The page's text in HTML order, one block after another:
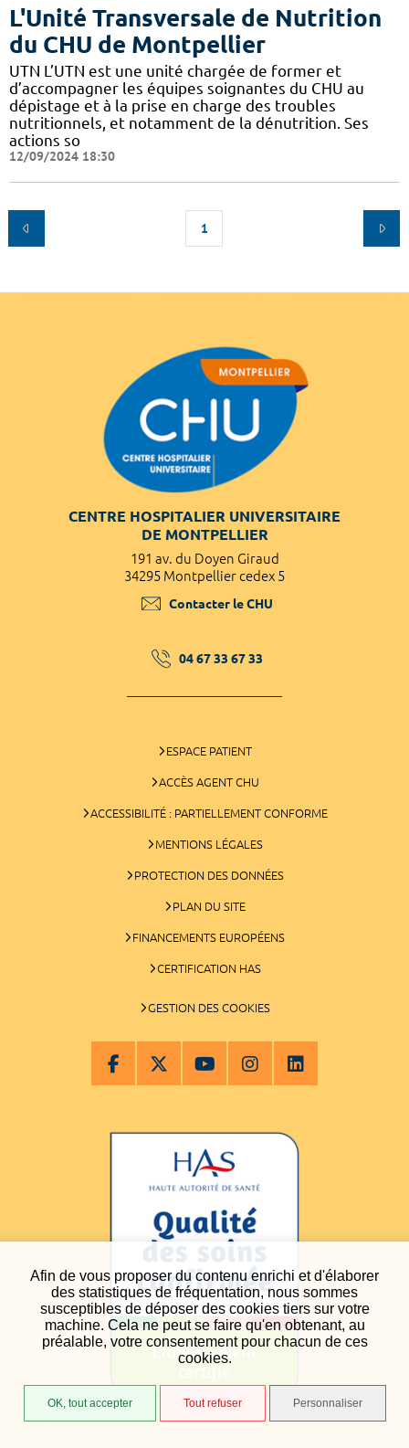
Afin de vous proposer du contenu enrichi et d'élaborer
des statistiques de fréquentation, nous sommes
susceptibles de déposer des cookies tiers sur votre
machine. Cela ne peut se faire qu'en obtenant, au
préalable, votre consentement pour chacun de ces
cookies.
OK, tout accepter Tout refuser Personnaliser
L'Unité Transversale de Nutrition
du CHU de Montpellier
UTN L’UTN est une unité chargée de former et
d’accompagner les équipes soignantes du CHU au
dépistage et à la prise en charge des troubles
nutritionnels, et notamment de la dénutrition. Ses
actions so
12/09/2024 18:30
1
CENTRE HOSPITALIER UNIVERSITAIRE
DE MONTPELLIER
191 av. du Doyen Giraud
34295 Montpellier cedex 5
Contacter le CHU
04 67 33 67 33
ESPACE PATIENT
ACCÈS AGENT CHU
ACCESSIBILITÉ : PARTIELLEMENT CONFORME
MENTIONS LÉGALES
PROTECTION DES DONNÉES
PLAN DU SITE
FINANCEMENTS EUROPÉENS
CERTIFICATION HAS
GESTION DES COOKIES